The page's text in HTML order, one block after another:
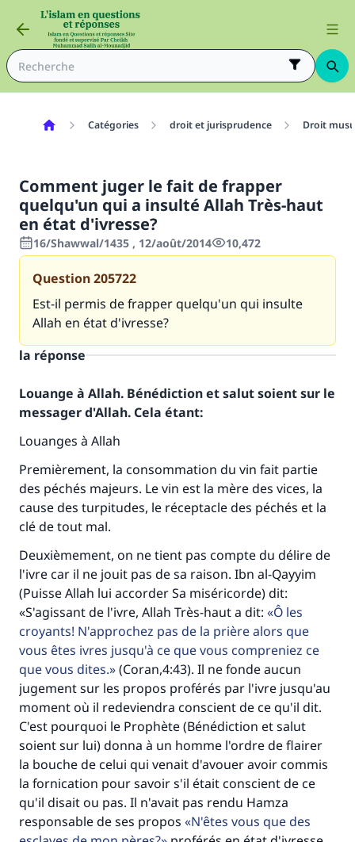
Catégories droit et jurisprudence Droit
Comment juger le fait de frapper
quelqu'un qui a insulté Allah Très-haut
en état d'ivresse?
16/Shawwal/1435 , 12/août/2014 10,472
Question205722
Est-il permis de frapper quelqu'un qui insulte
Allah en état d'ivresse?
la réponse
Louange à Allah. Bénédiction et salut soient sur le
messager d'Allah. Cela étant:
Louanges à Allah
Premièrement, la consommation du vin fait partie
des péchés majeurs. Le vin est la mère des vices, la
cause des turpitudes, le réceptacle des péchés et la
clé de tout mal.
Deuxièmement, on ne tient pas compte du délire de
l'ivre car il ne jouit pas de sa raison. Ibn al-Qayyim
(Puisse Allah lui accorder Sa miséricorde) dit:
«S'agissant de l'ivre, Allah Très-haut a dit:
Ô les
croyants! N'approchez pas de la prière alors que
vous êtes ivres jusqu'à ce que vous compreniez ce
que vous dites. (Coran,4:43). Il ne fonde aucun
jugement sur les propos proférés par l'ivre jusqu'au
moment où il redeviendra conscient de ce qu'il dit.
C'est pourquoi le Prophète (Bénédiction et salut
soient sur lui) donna à un homme l'ordre de flairer
la bouche de celui qui venait d'avouer avoir commis
la fornication pour savoir s'il était conscient de ce
qu'il disait ou pas. Il n'avait pas rendu Hamza
responsable de ses propos
N'êtes vous que des